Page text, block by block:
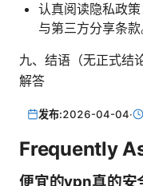
认真阅读隐私政
与第三方分享条款
九、结语（无正式结
解答
发布:2026-04-04·
Frequently
便宜的vpn真的安